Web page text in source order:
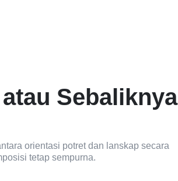
Sebaliknya
orientasi potret dan lanskap secara
tetap sempurna.